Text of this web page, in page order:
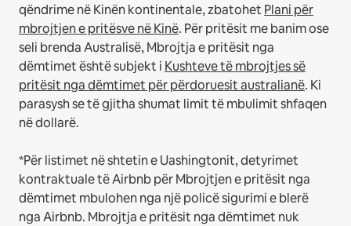
qëndrime në Kinën kontinentale, zbatohet Plani për
mbrojtjen e pritësve në Kinë. Për pritësit me banim ose
seli brenda Australisë, Mbrojtja e pritësit nga
dëmtimet është subjekt i Kushteve të mbrojtjes së
pritësit nga dëmtimet për përdoruesit australianë. Ki
parasysh se të gjitha shumat limit të mbulimit shfaqen
në dollarë.
*Për listimet në shtetin e Uashingtonit, detyrimet
kontraktuale të Airbnb për Mbrojtjen e pritësit nga
dëmtimet mbulohen nga një policë sigurimi e blerë
nga Airbnb. Mbrojtja e pritësit nga dëmtimet nuk